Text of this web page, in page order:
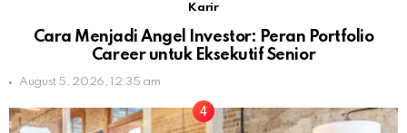
Karir
Cara Menjadi Angel Investor: Peran Portfolio
Career untuk Eksekutif Senior
August 5, 2026, 12:35 am